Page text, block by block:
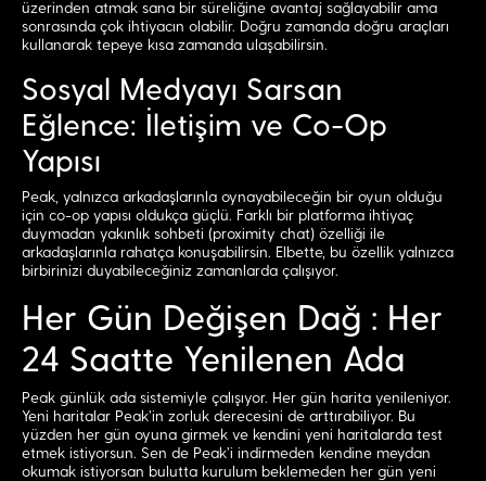
üzerinden atmak sana bir süreliğine avantaj sağlayabilir ama
sonrasında çok ihtiyacın olabilir. Doğru zamanda doğru araçları
kullanarak tepeye kısa zamanda ulaşabilirsin.
Sosyal Medyayı Sarsan
Eğlence: İletişim ve Co-Op
Yapısı
Peak, yalnızca arkadaşlarınla oynayabileceğin bir oyun olduğu
için co-op yapısı oldukça güçlü. Farklı bir platforma ihtiyaç
duymadan yakınlık sohbeti (proximity chat) özelliği ile
arkadaşlarınla rahatça konuşabilirsin. Elbette, bu özellik yalnızca
birbirinizi duyabileceğiniz zamanlarda çalışıyor.
Her Gün Değişen Dağ : Her
24 Saatte Yenilenen Ada
Peak günlük ada sistemiyle çalışıyor. Her gün harita yenileniyor.
Yeni haritalar Peak’in zorluk derecesini de arttırabiliyor. Bu
yüzden her gün oyuna girmek ve kendini yeni haritalarda test
etmek istiyorsun. Sen de Peak’i indirmeden kendine meydan
okumak istiyorsan bulutta kurulum beklemeden her gün yeni